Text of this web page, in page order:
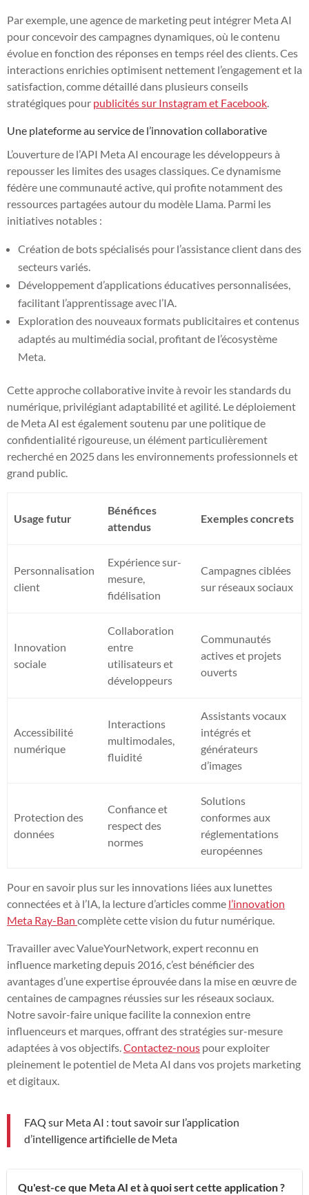
Par exemple, une agence de marketing peut intégrer Meta AI
pour concevoir des campagnes dynamiques, où le contenu
évolue en fonction des réponses en temps réel des clients. Ces
interactions enrichies optimisent nettement l’engagement et la
satisfaction, comme détaillé dans plusieurs conseils
stratégiques pour publicités sur Instagram et Facebook
Une plateforme au service de l’innovation collaborative
L’ouverture de l’API Meta AI encourage les développeurs à
repousser les limites des usages classiques. Ce dynamisme
fédère une communauté active, qui profite notamment des
ressources partagées autour du modèle Llama. Parmi les
initiatives notables :
Création de bots spécialisés pour l’assistance client dans des
secteurs variés.
Développement d’applications éducatives personnalisées,
facilitant l’apprentissage avec l’IA.
Exploration des nouveaux formats publicitaires et contenus
adaptés au multimédia social, profitant de l’écosystème
Meta.
Cette approche collaborative invite à revoir les standards du
numérique, privilégiant adaptabilité et agilité. Le déploiement
de Meta AI est également soutenu par une politique de
confidentialité rigoureuse, un élément particulièrement
recherché en 2025 dans les environnements professionnels et
grand public.
Usage futur
Bénéfices
attendus
Exemples concrets
Personnalisation
client
Expérience sur-
mesure,
fidélisation
Campagnes ciblées
sur réseaux sociaux
Innovation
sociale
Collaboration
entre
utilisateurs et
développeurs
Communautés
actives et projets
ouverts
Accessibilité
numérique
Interactions
multimodales,
fluidité
Assistants vocaux
intégrés et
générateurs
d’images
Protection des
données
Confiance et
respect des
normes
Solutions
conformes aux
réglementations
européennes
Pour en savoir plus sur les innovations liées aux lunettes
connectées et à l’IA, la lecture d’articles comme l’innovation
Meta Ray-Ban complète cette vision du futur numérique.
Travailler avec ValueYourNetwork, expert reconnu en
influence marketing depuis 2016, c’est bénéficier des
avantages d’une expertise éprouvée dans la mise en œuvre de
centaines de campagnes réussies sur les réseaux sociaux.
Notre savoir-faire unique facilite la connexion entre
influenceurs et marques, offrant des stratégies sur-mesure
adaptées à vos objectifs. Contactez-nous pour exploiter
pleinement le potentiel de Meta AI dans vos projets marketing
et digitaux.
FAQ sur Meta AI : tout savoir sur l’application
d’intelligence artificielle de Meta
Qu'est-ce que Meta AI et à quoi sert cette application ?